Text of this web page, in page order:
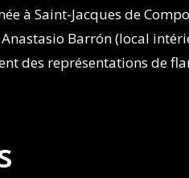
à Saint-Jacques de
Barrón (local
des représentations de